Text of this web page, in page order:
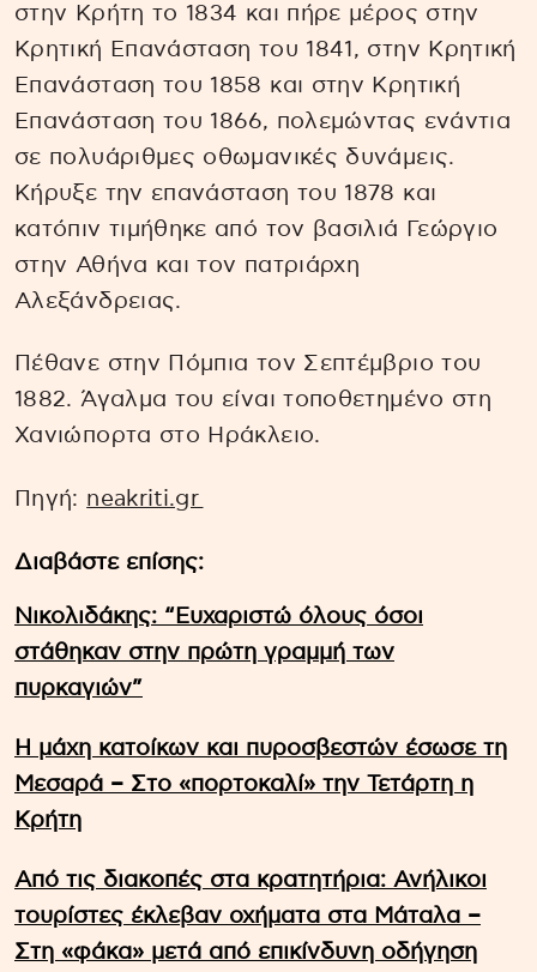
στην Κρήτη το 1834 και πήρε μέρος στην
Κρητική Επανάσταση του 1841, στην Κρητική
Επανάσταση του 1858 και στην Κρητική
Επανάσταση του 1866, πολεμώντας ενάντια
σε πολυάριθμες οθωμανικές δυνάμεις.
Κήρυξε την επανάσταση του 1878 και
κατόπιν τιμήθηκε από τον βασιλιά Γεώργιο
στην Αθήνα και τον πατριάρχη
Αλεξάνδρειας.
Πέθανε στην Πόμπια τον Σεπτέμβριο του
1882. Άγαλμα του είναι τοποθετημένο στη
Χανιώπορτα στο Ηράκλειο.
Πηγή: neakriti.gr
Διαβάστε επίσης:
Νικολιδάκης: “Ευχαριστώ όλους όσοι
στάθηκαν στην πρώτη γραμμή των
πυρκαγιών”
Η μάχη κατοίκων και πυροσβεστών έσωσε τη
Μεσαρά – Στο «πορτοκαλί» την Τετάρτη η
Κρήτη
Από τις διακοπές στα κρατητήρια: Ανήλικοι
τουρίστες έκλεβαν οχήματα στα Μάταλα –
Στη «φάκα» μετά από επικίνδυνη οδήγηση